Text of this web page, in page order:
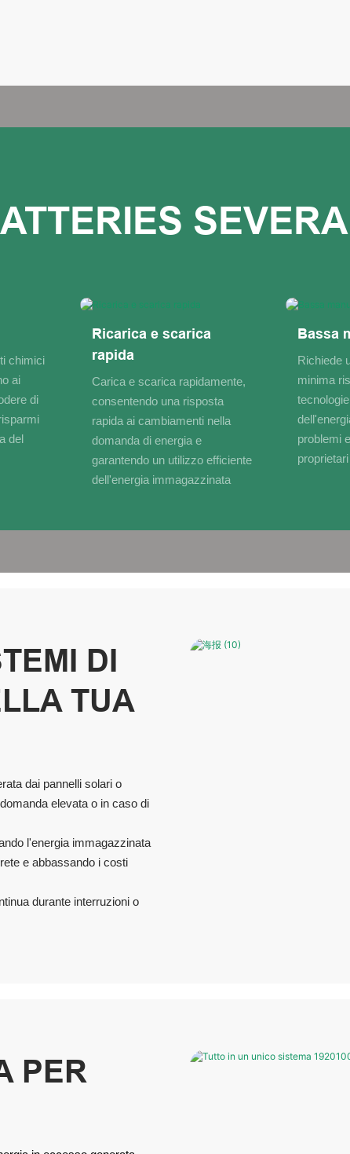
chimici
ai
di
del
Ricarica e scarica
rapida
Carica e scarica rapidamente,
consentendo una risposta
rapida ai cambiamenti nella
domanda di energia e
garantendo un utilizzo efficiente
dell'energia immagazzinata
Bassa
Richiede
minima
problemi
DI
TUA
dai pannelli solari o
elevata o in caso di
l'energia immagazzinata
e abbassando i costi
durante interruzioni o
PER